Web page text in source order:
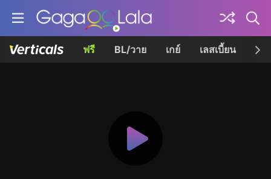
ฟรี BL/วาย เกย์ เลสเบี้ยน เค